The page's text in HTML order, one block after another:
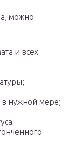
можно
и всех
в нужной мере;